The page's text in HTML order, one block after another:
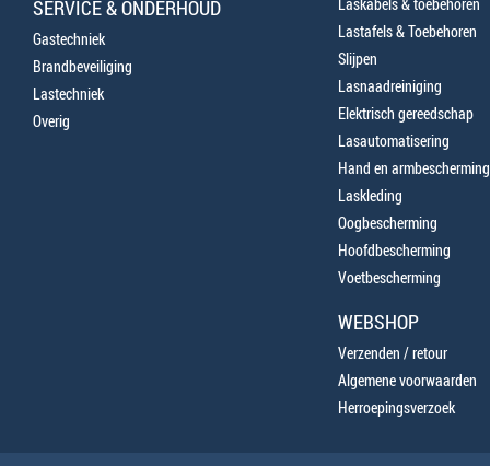
SERVICE & ONDERHOUD
Gastechniek
Brandbeveiliging
Lastechniek
Overig
Lastafels & Toebehoren
Slijpen
Lasnaadreiniging
Elektrisch gereedschap
Lasautomatisering
Hand en armbescherming
Laskleding
Oogbescherming
Hoofdbescherming
Voetbescherming
WEBSHOP
Verzenden / retour
Algemene voorwaarden
Herroepingsverzoek